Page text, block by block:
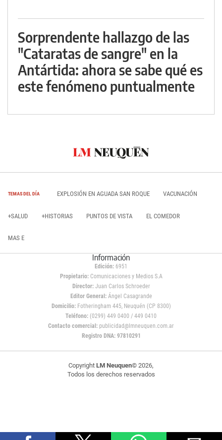
Sorprendente hallazgo de las
"Cataratas de sangre" en la
Antártida: ahora se sabe qué es
este fenómeno puntualmente
TEMAS DEL DÍA EXPLOSIÓN EN AGUADA SAN ROQUE VACUNACIÓN
+SALUD +HISTORIAS PUNTOS DE VISTA EL COMEDOR
MAS E
Información
Edición: 6951
Propietario:Comunicaciones y Medios S.A
Director: Juan Carlos Schroeder
Editor General:Ángel Casagrande
Domicilio:Fotheringham 445, Neuquén (CP 8300)
Teléfono: (0299) 449 0400 / 449 0410
Contacto comercial: publicidad@lmneuquen.com.ar
Registro DNA: 97810291
Copyright LM Neuquen© 2026,
Todos los derechos reservados